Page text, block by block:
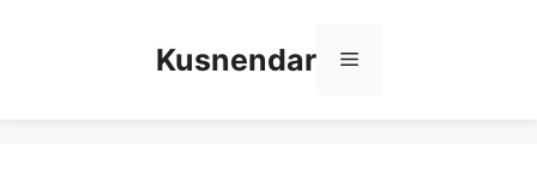
Kusnendar Menu